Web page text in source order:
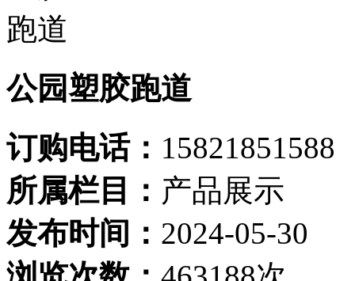
公园塑胶跑道
订购电话： 15821851588
所属栏目： 产品展示
发布时间： 2024-05-30